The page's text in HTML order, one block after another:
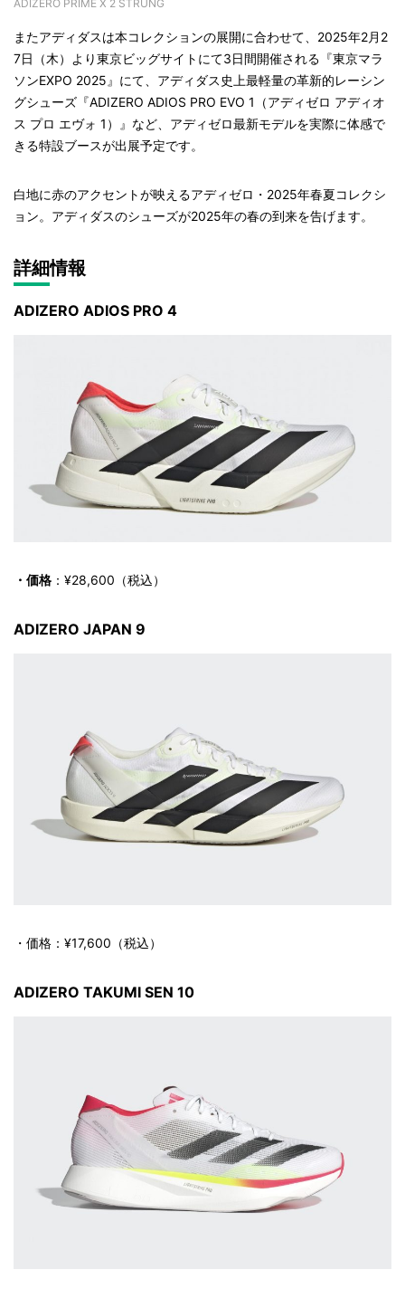
ADIZERO PRIME X 2 STRUNG
またアディダスは本コレクションの展開に合わせて、2025年2月2
7日（木）より東京ビッグサイトにて3日間開催される『東京マラ
ソンEXPO 2025』にて、アディダス史上最軽量の革新的レーシン
グシューズ『ADIZERO ADIOS PRO EVO 1（アディゼロ アディオ
ス プロ エヴォ 1）』など、アディゼロ最新モデルを実際に体感で
きる特設ブースが出展予定です。
白地に赤のアクセントが映えるアディゼロ・2025年春夏コレクシ
ョン。アディダスのシューズが2025年の春の到来を告げます。
詳細情報
ADIZERO ADIOS PRO 4
・価格 ：¥28,600（税込）
ADIZERO JAPAN 9
・価格：¥17,600（税込）
ADIZERO TAKUMI SEN 10